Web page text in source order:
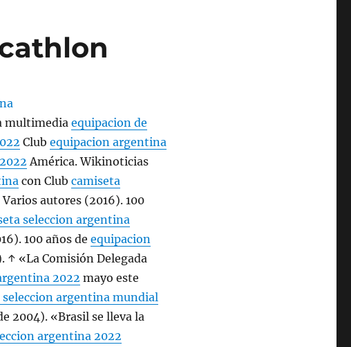
multimediaequipacion de
Clubequipacion argentina
América. Wikinoticias
con Clubcamiseta
Varios autores (2016). 100
seleccion argentina
100 años deequipacion
↑ «La Comisión Delegada
2022 mayo este
seleccion argentina mundial
2004). «Brasil se lleva la
argentina 2022